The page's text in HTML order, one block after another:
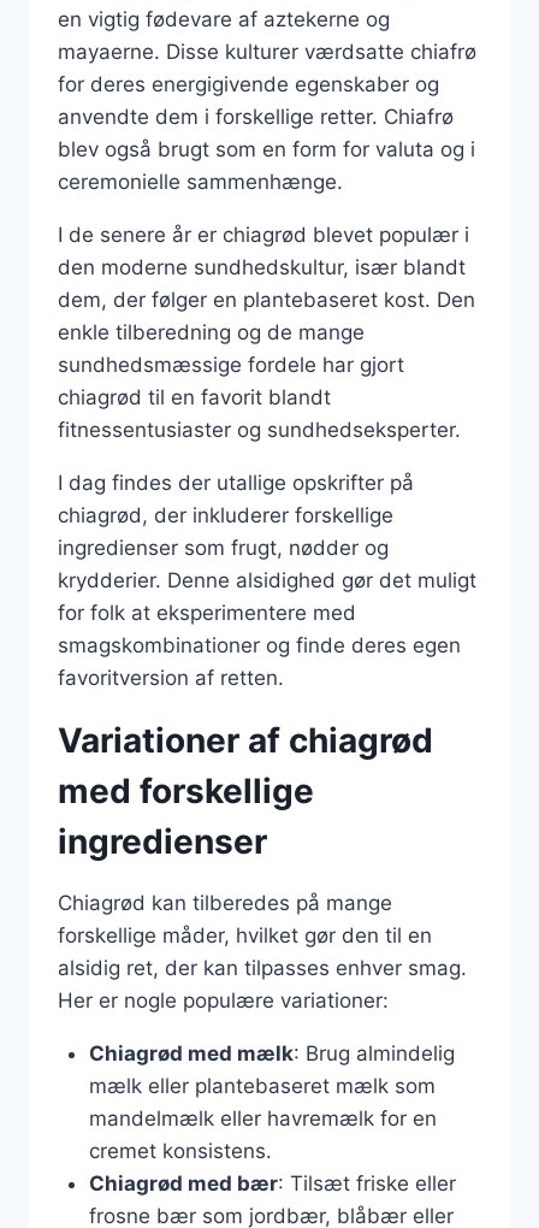
en vigtig fødevare af aztekerne og
mayaerne. Disse kulturer værdsatte chiafrø
for deres energigivende egenskaber og
anvendte dem i forskellige retter. Chiafrø
blev også brugt som en form for valuta og i
ceremonielle sammenhænge.
I de senere år er chiagrød blevet populær i
den moderne sundhedskultur, især blandt
dem, der følger en plantebaseret kost. Den
enkle tilberedning og de mange
sundhedsmæssige fordele har gjort
chiagrød til en favorit blandt
fitnessentusiaster og sundhedseksperter.
I dag findes der utallige opskrifter på
chiagrød, der inkluderer forskellige
ingredienser som frugt, nødder og
krydderier. Denne alsidighed gør det muligt
for folk at eksperimentere med
smagskombinationer og finde deres egen
favoritversion af retten.
Variationer af chiagrød
med forskellige
ingredienser
Chiagrød kan tilberedes på mange
forskellige måder, hvilket gør den til en
alsidig ret, der kan tilpasses enhver smag.
Her er nogle populære variationer:
Chiagrød med mælk: Brug almindelig
mælk eller plantebaseret mælk som
mandelmælk eller havremælk for en
cremet konsistens.
Chiagrød med bær: Tilsæt friske eller
frosne bær som jordbær, blåbær eller